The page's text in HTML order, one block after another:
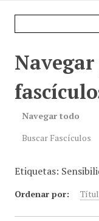
Navegar todo
Buscar Fascículos
Etiquetas:
Ordenar por: